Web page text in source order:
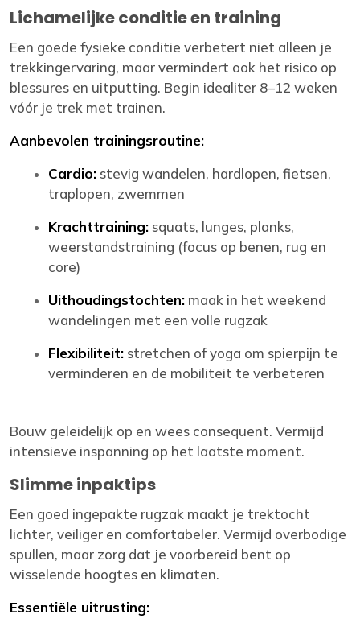
Lichamelijke conditie en training
Een goede fysieke conditie verbetert niet alleen je
trekkingervaring, maar vermindert ook het risico op
blessures en uitputting. Begin idealiter 8–12 weken
vóór je trek met trainen.
Aanbevolen trainingsroutine:
Cardio: stevig wandelen, hardlopen, fietsen,
traplopen, zwemmen
Krachttraining: squats, lunges, planks,
weerstandstraining (focus op benen, rug en
core)
Uithoudingstochten: maak in het weekend
wandelingen met een volle rugzak
Flexibiliteit: stretchen of yoga om spierpijn te
verminderen en de mobiliteit te verbeteren
Bouw geleidelijk op en wees consequent. Vermijd
intensieve inspanning op het laatste moment.
Slimme inpaktips
Een goed ingepakte rugzak maakt je trektocht
lichter, veiliger en comfortabeler. Vermijd overbodige
spullen, maar zorg dat je voorbereid bent op
wisselende hoogtes en klimaten.
Essentiële uitrusting: